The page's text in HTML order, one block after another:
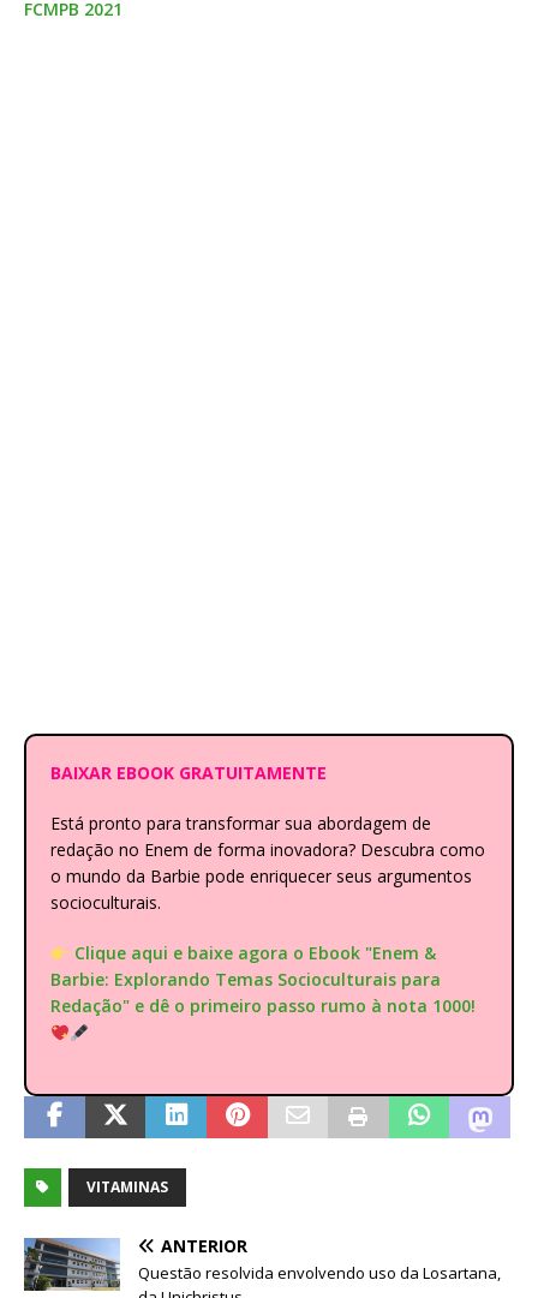
FCMPB 2021
BAIXAR EBOOK GRATUITAMENTE
Está pronto para transformar sua abordagem de
redação no Enem de forma inovadora? Descubra como
o mundo da Barbie pode enriquecer seus argumentos
socioculturais.
Clique aqui e baixe agora o Ebook "Enem &
Barbie: Explorando Temas Socioculturais para
Redação" e dê o primeiro passo rumo à nota 1000!
VITAMINAS
ANTERIOR
Questão resolvida envolvendo uso da Losartana,